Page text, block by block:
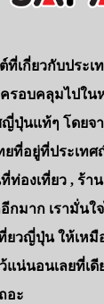
ต์ที่เกี่ยวกับประ
ครอบคลุมไปใน
ญี่ปุ่นแท้ๆ โดยจ
ยที่อยู่ที่ประเท
ท่องเที่ยว , ร้า
กมาก เรามั่นใ
ยวญี่ปุ่น ให้เหมื
แน่นอนเลยที่เ
อะ